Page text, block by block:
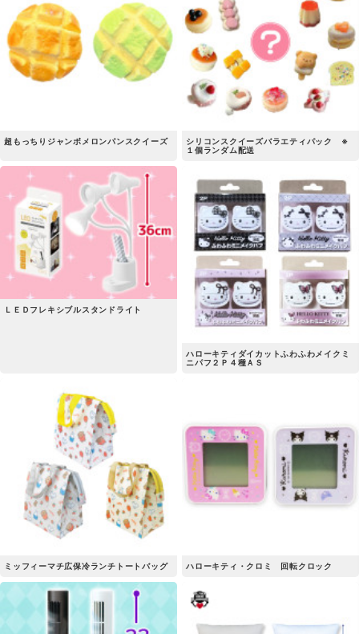
超もっちりジャンボメロンパンスクイーズ
シリコンスクイーズバラエティパック ※
１個ランダム配送
ＬＥＤフレキシブルスタンドライト
ハローキティダイカットふわふわメイクミ
ニパフ２Ｐ４種ＡＳ
ミッフィーマチ広保冷ランチトートバッグ ハローキティ・クロミ 回転クロック